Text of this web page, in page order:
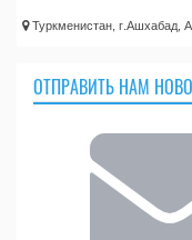
Туркменистан, г.Ашхабад,
ОТПРАВИТЬ НАМ